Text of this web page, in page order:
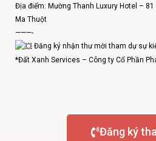
Địa điểm: Mường Thanh Luxury Hotel – 81
Ma Thuột
———-
Đăng ký nhận thư mời tham dự sự
*Đất Xanh Services – Công ty Cổ Phần
Đăng ký